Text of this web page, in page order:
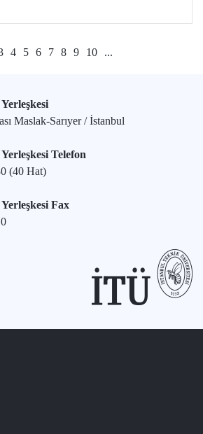
4 5 6 7 8 9 10 ...
Maslak-Sarıyer / İstanbul
Telefon
(40 Hat)
Fax